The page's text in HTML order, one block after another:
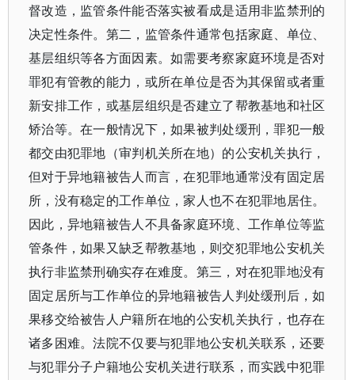
督改造，监管条件能否落实被看成是适用非监禁刑的
决定性条件。第二，监管条件通常包括家庭、单位、
基层组织等各方面因素。如需要考察家庭环境是否对
罪犯有管教的能力，或所在单位是否为其保留或者重
新安排工作，或基层组织是否建立了帮教基地和社区
矫治等。在一般情况下，如果被判处缓刑，罪犯一般
都交由犯罪地（审判机关所在地）的公安机关执行，
但对于异地籍被告人而言，在犯罪地通常没有固定居
所，没有稳定的工作单位，家人也不在犯罪地居住。
因此，异地籍被告人不具备家庭环境、工作单位等监
管条件，如果又缺乏帮教基地，则交犯罪地公安机关
执行非监禁刑确实存在难度。第三，对在犯罪地没有
固定居所与工作单位的异地籍被告人判处缓刑后，如
果移交给被告人户籍所在地的公安机关执行，也存在
诸多困难。法院不仅要与犯罪地公安机关联系，还要
与犯罪分子户籍地公安机关进行联系，而实践中犯罪